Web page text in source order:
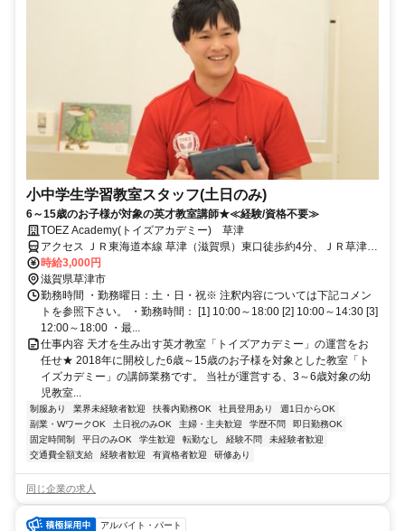
小中学生学習教室スタッフ(土日のみ)
6～15歳のお子様が対象の英才教室講師★≪経験/資格不要≫
TOEZ Academy(トイズアカデミー) 草津
アクセス ＪＲ東海道本線 草津（滋賀県）東口徒歩約4分、ＪＲ草津線
草津（滋賀県）東口徒歩約4分
時給3,000円
滋賀県草津市
勤務時間 ・勤務曜日：土・日・祝※ 注釈内容については下記コメン
トを参照下さい。 ・勤務時間： [1] 10:00～18:00 [2] 10:00～14:30 [3]
12:00～18:00 ・最...
仕事内容 天才を生み出す英才教室「トイズアカデミー」の運営をお
任せ★ 2018年に開校した6歳～15歳のお子様を対象とした教室「ト
イズカデミー」の講師業務です。 当社が運営する、3～6歳対象の幼
児教室...
制服あり 業界未経験者歓迎 扶養内勤務OK 社員登用あり
週1日からOK
副業・WワークOK
土日祝のみOK 主婦・主夫歓迎 学歴不問
即日勤務OK
固定時間制
平日のみOK 学生歓迎 転勤なし 経験不問
未経験者歓迎
交通費全額支給
経験者歓迎 有資格者歓迎 研修あり
同じ企業の求人
アルバイト・パート